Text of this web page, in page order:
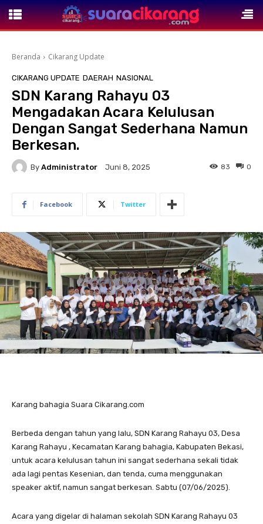
Beranda Cikarang Update
CIKARANG UPDATE DAERAH NASIONAL
SDN Karang Rahayu 03
Mengadakan Acara Kelulusan
Dengan Sangat Sederhana Namun
Berkesan.
By Administrator Juni 8, 2025 0
83
Facebook Twitter
Karang bahagia Suara Cikarang.com
Berbeda dengan tahun yang lalu, SDN Karang Rahayu 03, Desa
Karang Rahayu , Kecamatan Karang bahagia, Kabupaten Bekasi,
untuk acara kelulusan tahun ini sangat sederhana sekali tidak
ada lagi pentas Kesenian, dan tenda, cuma menggunakan
speaker aktif, namun sangat berkesan. Sabtu (07/06/2025).
Acara yang digelar di halaman sekolah SDN Karang Rahayu 03